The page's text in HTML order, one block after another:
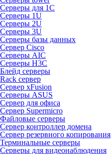
Серверы для 1C
Серверы 1U
Серверы 2U
Серверы 3U
Серверы базы данных
Сервер Cisco
Серверы AIC
Серверы H3C
Блейд серверы
Rack сервер
Сервер xFusion
Серверы ASUS
Сервер для офиса
Сервер Supermicro
Файловые серверы
Сервер контроллер домена
Сервер резервного копирования
Терминальные серверы
Серверы для видеонаблюдения